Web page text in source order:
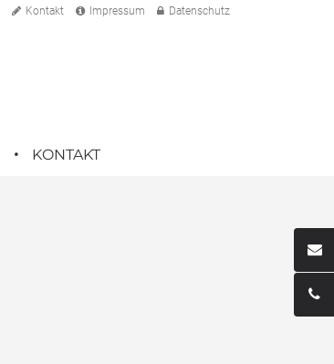
Kontakt Impressum Datenschutz
KONTAKT